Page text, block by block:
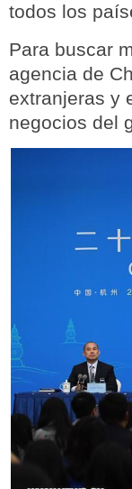
todos los
Para buscar
agencia de
extranjeras y
negocios del